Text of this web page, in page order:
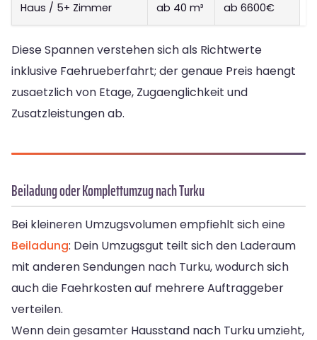
Haus / 5+ Zimmer ab 40 m³ ab 6600€
Diese Spannen verstehen sich als Richtwerte
inklusive Faehrueberfahrt; der genaue Preis haengt
zusaetzlich von Etage, Zugaenglichkeit und
Zusatzleistungen ab.
Beiladung oder Komplettumzug nach Turku
Bei kleineren Umzugsvolumen empfiehlt sich eine
Beiladung: Dein Umzugsgut teilt sich den Laderaum
mit anderen Sendungen nach Turku, wodurch sich
auch die Faehrkosten auf mehrere Auftraggeber
verteilen.
Wenn dein gesamter Hausstand nach Turku umzieht,